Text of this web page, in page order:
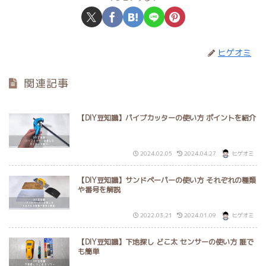
ヒゲオミ
関連記事
【DIY豆知識】パイプカッターの使い方 ポイントを紹介
2024.02.05 2024.04.27 ヒゲオミ
【DIY豆知識】サンドペーパーの使い方 それぞれの種類
や番号を解説
2022.03.21 2024.01.09 ヒゲオミ
【DIY豆知識】下地探し どこ太 センサーの使い方 誰で
も簡単